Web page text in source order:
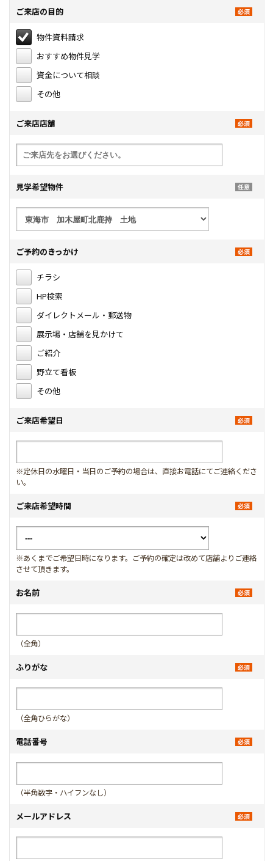
ご来店の目的
物件資料請求
おすすめ物件見学
資金について相談
その他
ご来店店舗
見学希望物件
ご予約のきっかけ
チラシ
HP検索
ダイレクトメール・郵送物
展示場・店舗を見かけて
ご紹介
野立て看板
その他
ご来店希望日
※定休日の水曜日・当日のご予約の場合は、直接お電話にてご連絡くださ
い。
ご来店希望時間
※あくまでご希望日時になります。ご予約の確定は改めて店舗よりご連絡
させて頂きます。
お名前
（全角）
ふりがな
（全角ひらがな）
電話番号
（半角数字・ハイフンなし）
メールアドレス